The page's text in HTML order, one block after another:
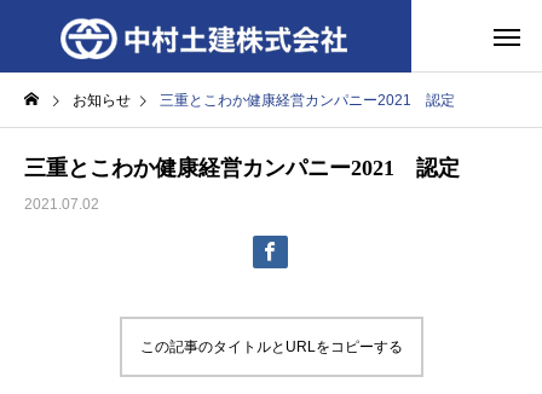
お知らせ 三重とこわか健康経営カンパニー2021 認定
三重とこわか健康経営カンパニー2021 認定
2021.07.02
この記事のタイトルとURLをコピーする